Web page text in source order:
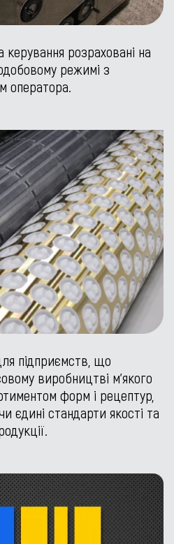
керування розраховані на
режимі з
оператора.
підприємств, що
виробництві м’якого
форм і рецептур,
єдині стандарти якості та